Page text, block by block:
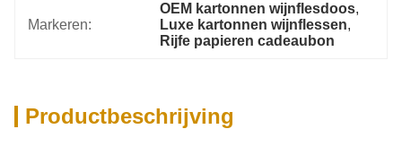
Markeren:
OEM kartonnen wijnflesdoos,
Luxe kartonnen wijnflessen,
Rijfe papieren cadeaubon
Productbeschrijving